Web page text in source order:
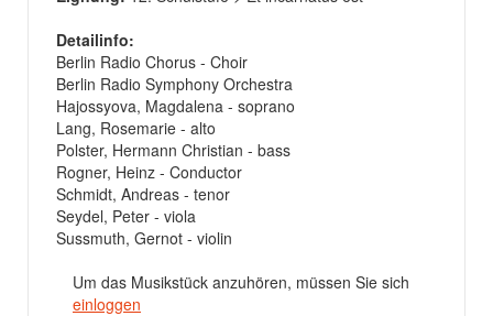
Detailinfo:
Berlin Radio Chorus - Choir
Berlin Radio Symphony Orchestra
Hajossyova, Magdalena - soprano
Lang, Rosemarie - alto
Polster, Hermann Christian - bass
Rogner, Heinz - Conductor
Schmidt, Andreas - tenor
Seydel, Peter - viola
Sussmuth, Gernot - violin
Um das Musikstück anzuhören, müssen Sie sich
einloggen